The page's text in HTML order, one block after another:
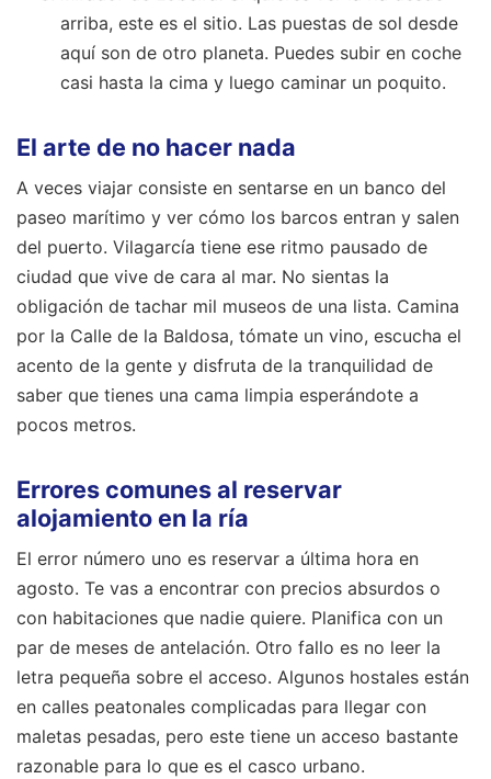
arriba, este es el sitio. Las puestas de sol desde
aquí son de otro planeta. Puedes subir en coche
casi hasta la cima y luego caminar un poquito.
El arte de no hacer nada
A veces viajar consiste en sentarse en un banco del
paseo marítimo y ver cómo los barcos entran y salen
del puerto. Vilagarcía tiene ese ritmo pausado de
ciudad que vive de cara al mar. No sientas la
obligación de tachar mil museos de una lista. Camina
por la Calle de la Baldosa, tómate un vino, escucha el
acento de la gente y disfruta de la tranquilidad de
saber que tienes una cama limpia esperándote a
pocos metros.
Errores comunes al reservar
alojamiento en la ría
El error número uno es reservar a última hora en
agosto. Te vas a encontrar con precios absurdos o
con habitaciones que nadie quiere. Planifica con un
par de meses de antelación. Otro fallo es no leer la
letra pequeña sobre el acceso. Algunos hostales están
en calles peatonales complicadas para llegar con
maletas pesadas, pero este tiene un acceso bastante
razonable para lo que es el casco urbano.